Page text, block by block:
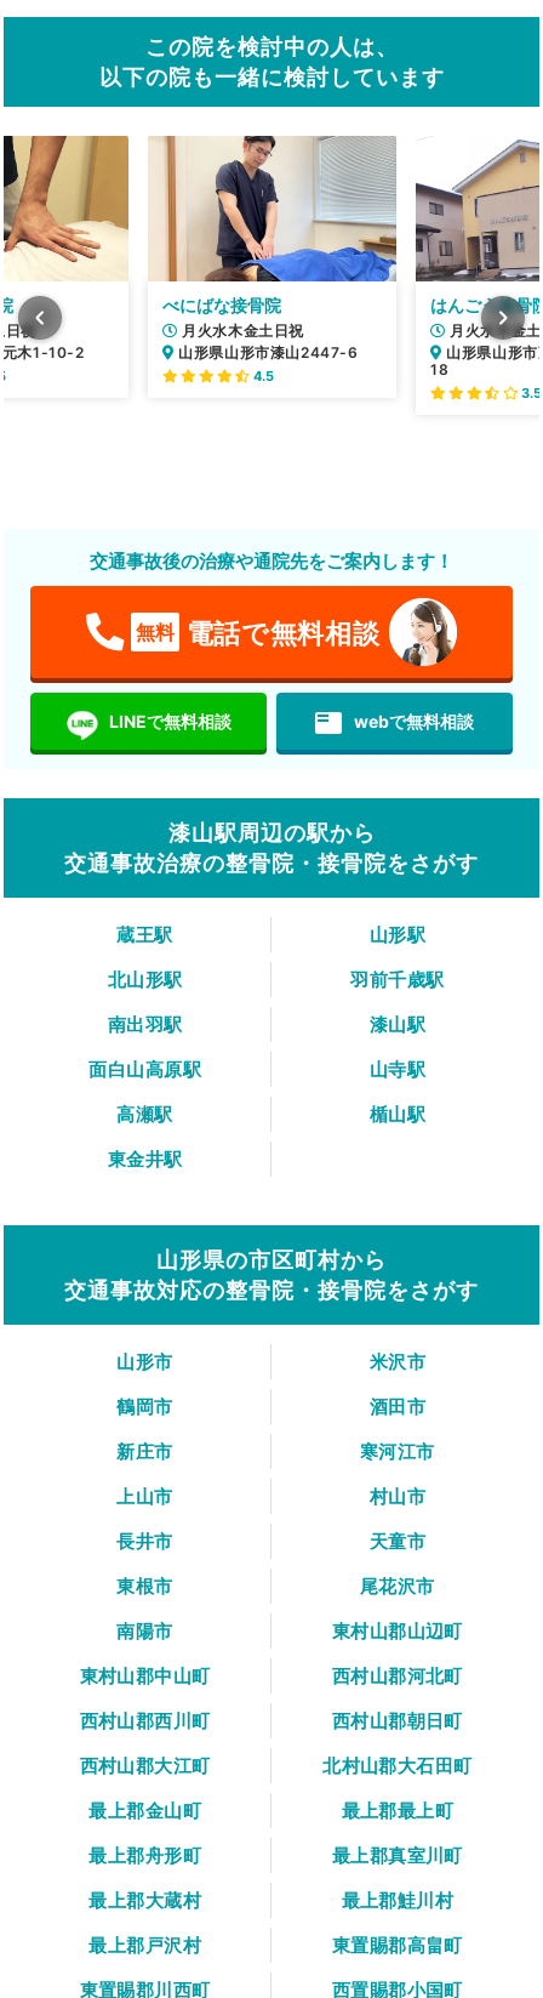
この院を検討中の人は、
以下の院も一緒に検討しています
べにばな接骨院
月火水木金土日祝
山形県山形市漆山2447-6
4.5
はんごう接骨
月火水木金
山形県山形
18
3.5
祝
元木1-10-2
交通事故後の治療や通院先をご案内します！
無料 電話で無料相談
LINEで無料相談 featured_play_list webで無料相談
漆山駅周辺の駅から
交通事故治療の整骨院・接骨院をさがす
蔵王駅
山形駅
北山形駅
羽前千歳駅
南出羽駅
漆山駅
面白山高原駅
山寺駅
高瀬駅
楯山駅
東金井駅
山形県の市区町村から
交通事故対応の整骨院・接骨院をさがす
山形市
米沢市
鶴岡市
酒田市
新庄市
寒河江市
上山市
村山市
長井市
天童市
東根市
尾花沢市
南陽市
東村山郡山辺町
東村山郡中山町
西村山郡河北町
西村山郡西川町
西村山郡朝日町
西村山郡大江町
北村山郡大石田町
最上郡金山町
最上郡最上町
最上郡舟形町
最上郡真室川町
最上郡大蔵村
最上郡鮭川村
最上郡戸沢村
東置賜郡高畠町
東置賜郡川西町
西置賜郡小国町